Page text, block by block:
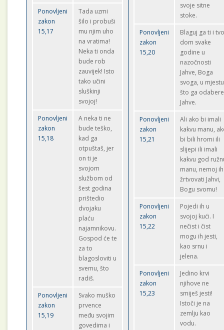
Ponovljeni
zakon
15,17
Tada uzmi
šilo i probuši
mu njim uho
na vratima!
Neka ti onda
bude rob
zauvijek! Isto
tako učini
sluškinji
svojoj!
Ponovljeni
zakon
15,18
A neka ti ne
bude teško,
kad ga
otpuštaš, jer
on ti je
svojom
službom od
šest godina
prištedio
dvojaku
plaću
najamnikovu.
Gospod će te
za to
blagosloviti u
svemu, što
radiš.
Ponovljeni
zakon
15,19
Svako muško
prvence
među svojim
govedima i
svoje sitne
stoke.
Ponovljeni
zakon
15,20
Blaguj ga ti i
dom svake
godine u
nazočnosti
Jahve, Boga
svoga, u mjestu
što ga odabere
Jahve.
Ponovljeni
zakon
15,21
Ali ako bi imali
kakvu manu,
bi bili hromi ili
slijepi ili imali
kakvu god
manu, nemoj ih
žrtvovati Jahvi,
Bogu svomu!
Ponovljeni
zakon
15,22
Pojedi ih u
svojoj kući. I
nečist i čist
mogu ih jesti,
kao srnu i
jelena.
Ponovljeni
zakon
15,23
Jedino krvi
njihove ne
smiješ jesti!
Istoči je na
zemlju kao
vodu.